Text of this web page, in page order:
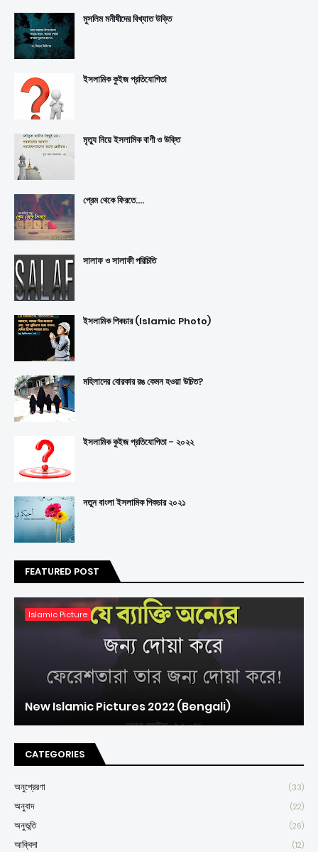
মুসলিম মনীষীদের বিখ্যাত উক্তি
ইসলামিক কুইজ প্রতিযোগিতা
মৃত্যু নিয়ে ইসলামিক বাণী ও উক্তি
প্রেম থেকে ফিরতে....
সালাফ ও সালাফী পরিচিতি
ইসলামিক পিকচার (Islamic Photo)
মহিলাদের বোরকার রঙ কেমন হওয়া উচিত?
ইসলামিক কুইজ প্রতিযোগিতা - ২০২২
নতুন বাংলা ইসলামিক পিকচার ২০২১
FEATURED POST
Islamic Picture
New Islamic Pictures 2022 (Bengali)
CATEGORIES
অনুপ্রেরণা (33)
অনুবাদ (22)
অনুভূতি (26)
আক্বিদা (12)